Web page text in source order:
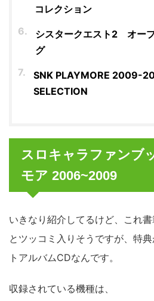
コレクション
シスタークエスト2 オー
グ
SNK PLAYMORE 2009-
SELECTION
スロキャラファンブ
モア 2006~2009
いきなり紹介してるけど、これ書
とツッコミ入りそうですが、特
トアルバムCDなんです。
収録されている機種は、